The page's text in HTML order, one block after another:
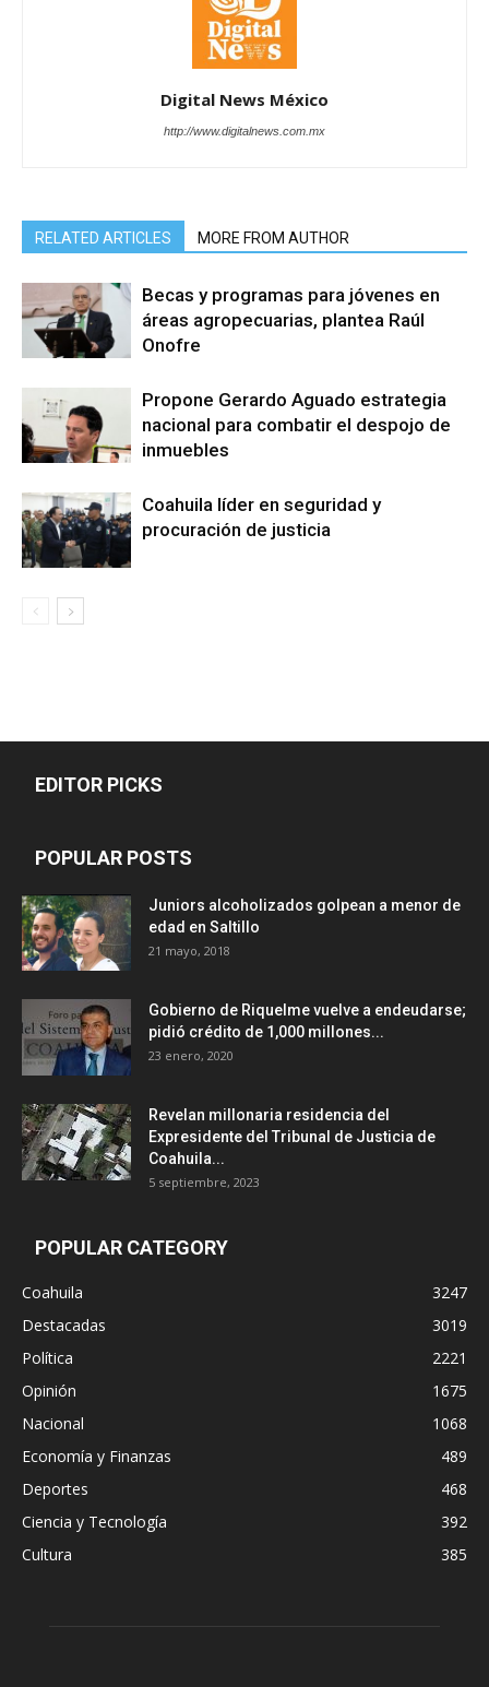
Digital News México
http://www.digitalnews.com.mx
RELATED ARTICLES MORE FROM AUTHOR
Becas y programas para jóvenes en
áreas agropecuarias, plantea Raúl
Onofre
Propone Gerardo Aguado estrategia
nacional para combatir el despojo de
inmuebles
Coahuila líder en seguridad y
procuración de justicia
EDITOR PICKS
POPULAR POSTS
Juniors alcoholizados golpean a menor de
edad en Saltillo
21 mayo, 2018
Gobierno de Riquelme vuelve a endeudarse;
pidió crédito de 1,000 millones...
23 enero, 2020
Revelan millonaria residencia del
Expresidente del Tribunal de Justicia de
Coahuila...
5 septiembre, 2023
POPULAR CATEGORY
Coahuila
3247
Destacadas
3019
Política
2221
Opinión
1675
Nacional
1068
Economía y Finanzas
489
Deportes
468
Ciencia y Tecnología
392
Cultura
385